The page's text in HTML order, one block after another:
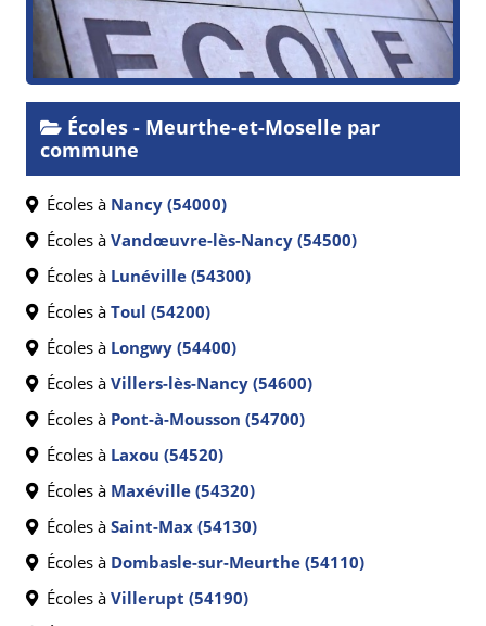
Écoles - Meurthe-et-Moselle par
commune
Écoles à Nancy (54000)
Écoles à Vandœuvre-lès-Nancy (54500)
Écoles à Lunéville (54300)
Écoles à Toul (54200)
Écoles à Longwy (54400)
Écoles à Villers-lès-Nancy (54600)
Écoles à Pont-à-Mousson (54700)
Écoles à Laxou (54520)
Écoles à Maxéville (54320)
Écoles à Saint-Max (54130)
Écoles à Dombasle-sur-Meurthe (54110)
Écoles à Villerupt (54190)